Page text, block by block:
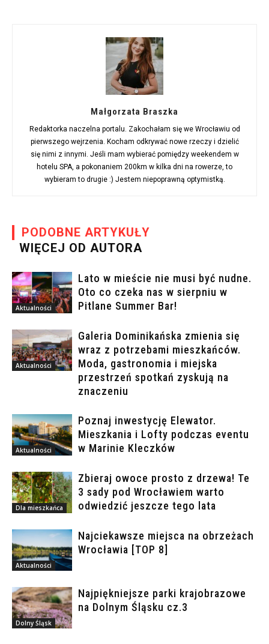
Małgorzata Braszka
Redaktorka naczelna portalu. Zakochałam się we Wrocławiu od
pierwszego wejrzenia. Kocham odkrywać nowe rzeczy i dzielić
się nimi z innymi. Jeśli mam wybierać pomiędzy weekendem w
hotelu SPA, a pokonaniem 200km w kilka dni na rowerze, to
wybieram to drugie :) Jestem niepoprawną optymistką.
PODOBNE ARTYKUŁY
WIĘCEJ OD AUTORA
Aktualności
Lato w mieście nie musi być nudne.
Oto co czeka nas w sierpniu w
Pitlane Summer Bar!
Aktualności
Galeria Dominikańska zmienia się
wraz z potrzebami mieszkańców.
Moda, gastronomia i miejska
przestrzeń spotkań zyskują na
znaczeniu
Aktualności
Poznaj inwestycję Elewator.
Mieszkania i Lofty podczas eventu
w Marinie Kleczków
Dla mieszkańca
Zbieraj owoce prosto z drzewa! Te
3 sady pod Wrocławiem warto
odwiedzić jeszcze tego lata
Aktualności
Najciekawsze miejsca na obrzeżach
Wrocławia [TOP 8]
Dolny Śląsk
Najpiękniejsze parki krajobrazowe
na Dolnym Śląsku cz.3